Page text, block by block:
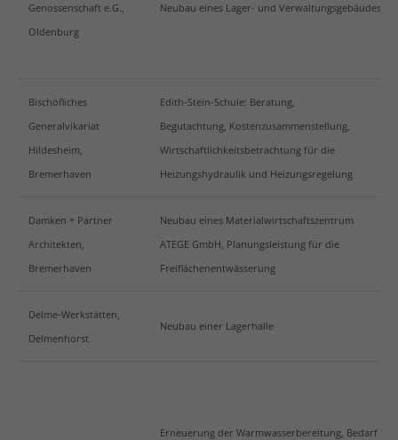
Genossenschaft e.G.,
Oldenburg
Neubau eines Lager- und Verwaltungsgebäudes
Bischöfliches
Generalvikariat
Hildesheim,
Bremerhaven
Edith-Stein-Schule: Beratung,
Begutachtung, Kostenzusammenstellung,
Wirtschaftlichkeitsbetrachtung für die
Heizungshydraulik und Heizungsregelung
Damken + Partner
Architekten,
Bremerhaven
Neubau eines Materialwirtschaftszentrum
ATEGE GmbH, Planungsleistung für die
Freiflächenentwässerung
Delme-Werkstätten,
Delmenhorst
Neubau einer Lagerhalle
Erneuerung der Warmwasserbereitung, Bedarf